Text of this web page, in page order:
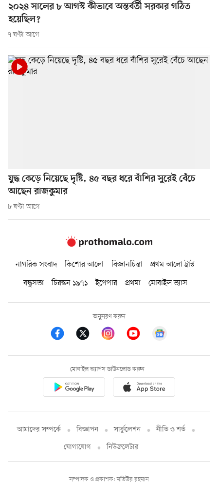
২০২৪ সালের ৮ আগস্ট কীভাবে অন্তর্বর্তী সরকার গঠিত
হয়েছিল?
৭ ঘণ্টা আগে
যুদ্ধ কেড়ে নিয়েছে দৃষ্টি, ৪৫ বছর ধরে বাঁশির সুরেই বেঁচে
আছেন রাজকুমার
৮ ঘণ্টা আগে
নাগরিক সংবাদ কিশোর আলো বিজ্ঞানচিন্তা
প্রথম আলো ট্রাস্ট
বন্ধুসভা
চিরন্তন ১৯৭১ ইপেপার প্রথমা মোবাইল ভ্যাস
অনুসরণ করুন
মোবাইল অ্যাপস ডাউনলোড করুন
আমাদের সম্পর্কে বিজ্ঞাপন সার্কুলেশন
নীতি ও শর্ত
যোগাযোগ
নিউজলেটার
সম্পাদক ও প্রকাশক: মতিউর রহমান